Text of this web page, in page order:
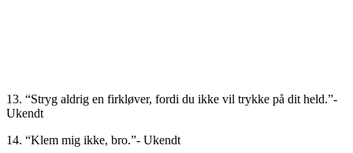
13. “Stryg aldrig en firkløver, fordi du ikke vil trykke på dit held.”-
Ukendt
14. “Klem mig ikke, bro.”- Ukendt